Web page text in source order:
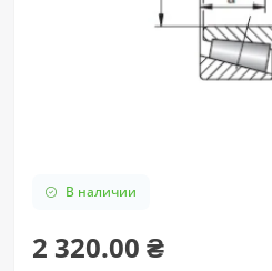
В наличии
2 320.00 ₴